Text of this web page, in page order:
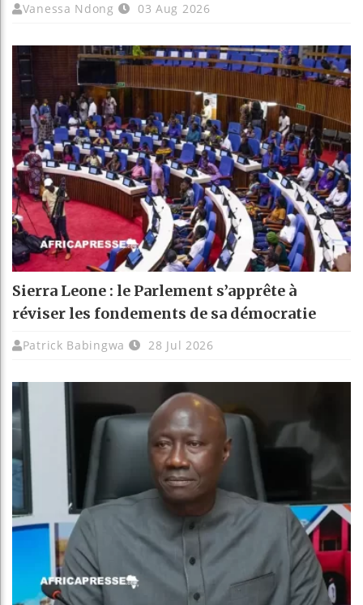
Vanessa Ndong 03 Aug 2026
Sierra Leone : le Parlement s’apprête à
réviser les fondements de sa démocratie
Patrick Babingwa 28 Jul 2026